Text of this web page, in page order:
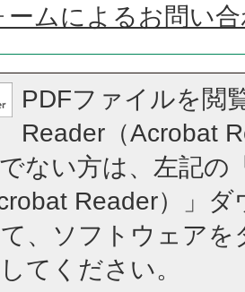
ームによるお問い
PDFファイルを閲
Reader（Acrobat
ない方は、左記の
Reader）」
、ソフトウェア
てください。